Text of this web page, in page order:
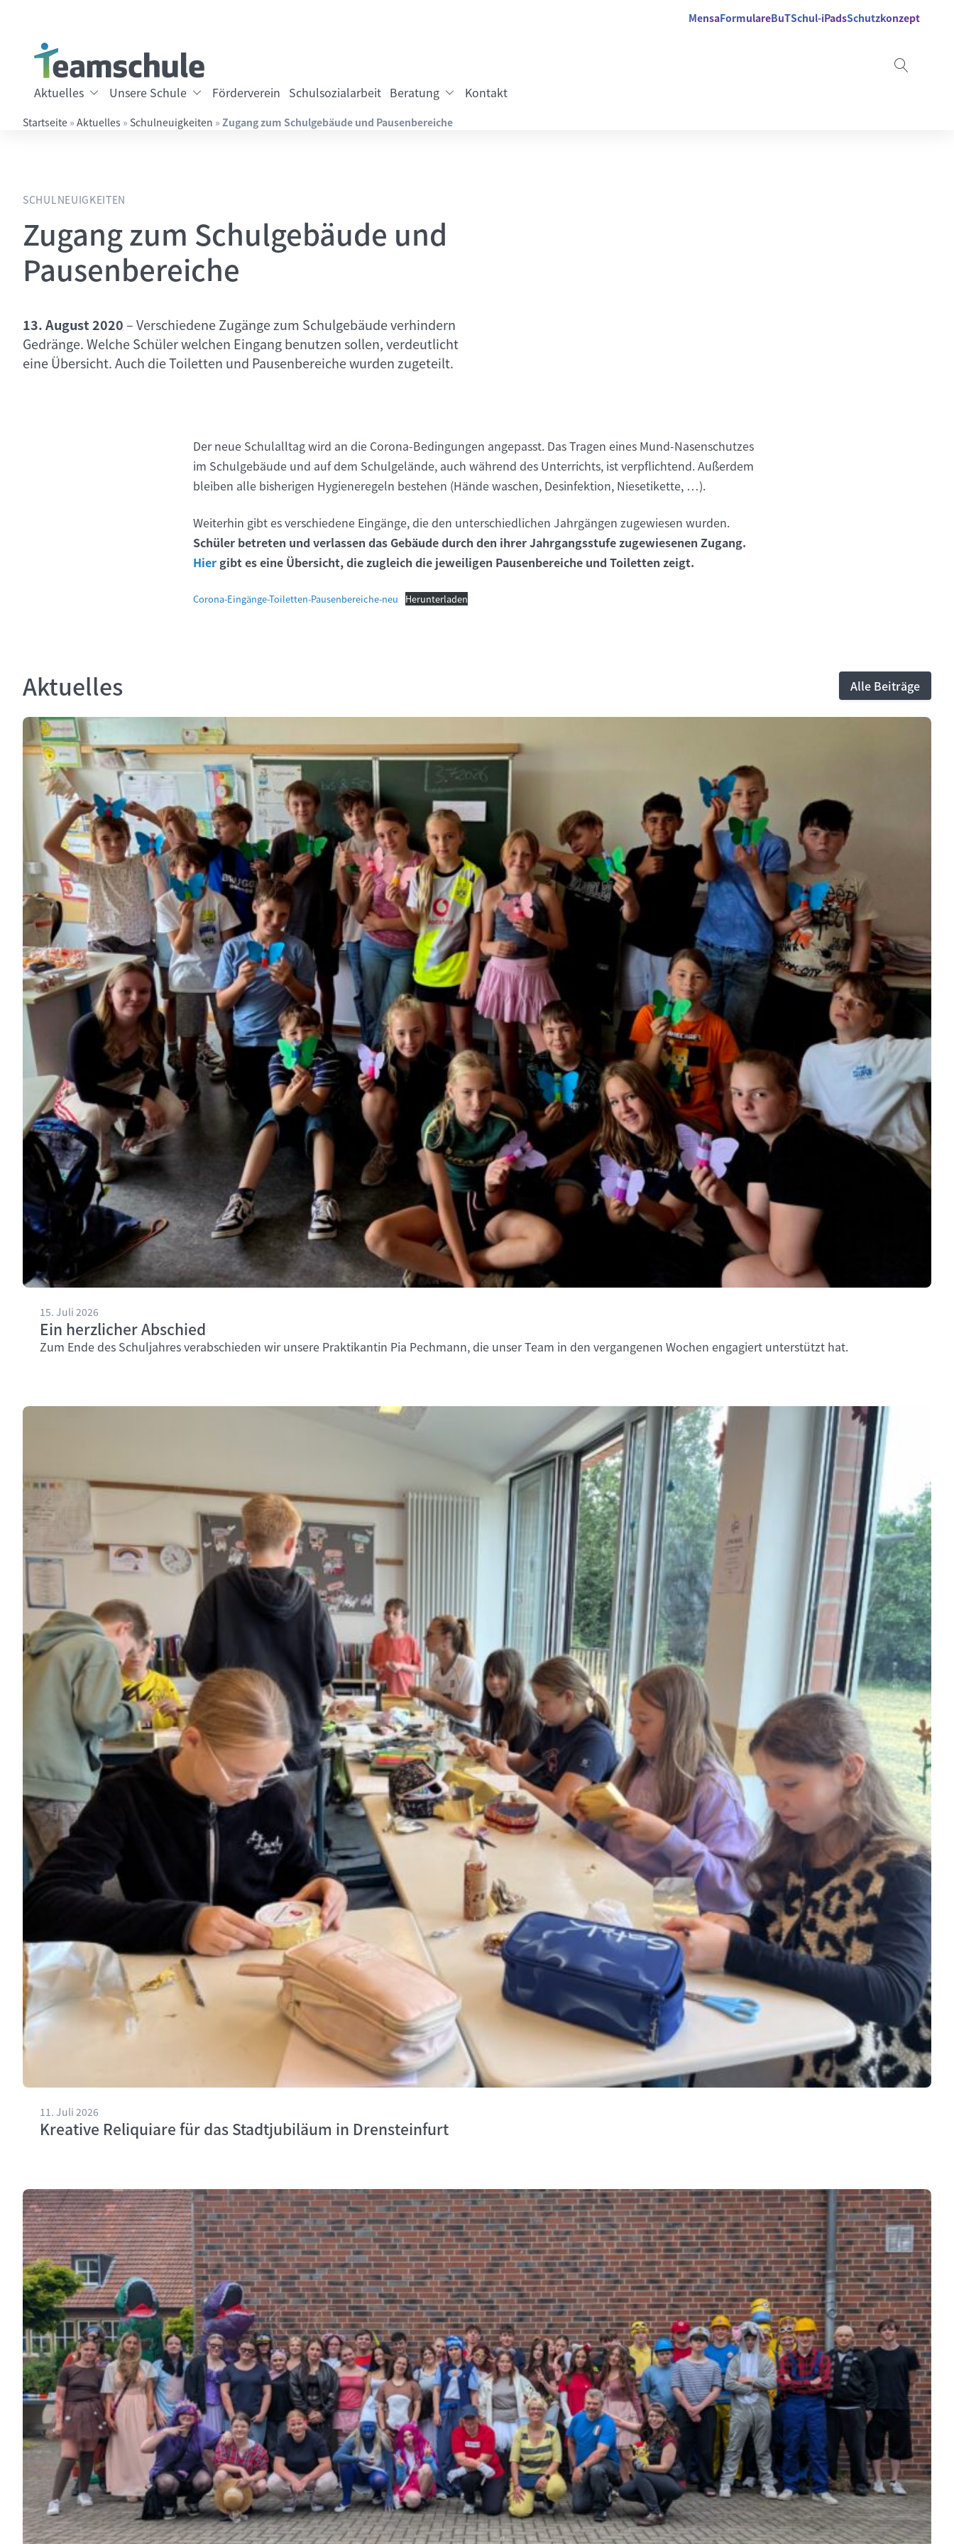
MensaFormulareBuTSchul-iPadsSchutzkonzept
Aktuelles Unsere Schule Förderverein Schulsozialarbeit Beratung Kontakt
Startseite » Aktuelles » Schulneuigkeiten » Zugang zum Schulgebäude und Pausenbereiche
Zugang zum Schulgebäude und
Pausenbereiche
SCHULNEUIGKEITEN
13. August 2020–Verschiedene Zugänge zum Schulgebäude verhindern
Gedränge. Welche Schüler welchen Eingang benutzen sollen, verdeutlicht
eine Übersicht. Auch die Toiletten und Pausenbereiche wurden zugeteilt.
Der neue Schulalltag wird an die Corona-Bedingungen angepasst. Das Tragen eines Mund-Nasenschutzes
im Schulgebäude und auf dem Schulgelände, auch während des Unterrichts, ist verpflichtend. Außerdem
bleiben alle bisherigen Hygieneregeln bestehen (Hände waschen, Desinfektion, Niesetikette, …).
Weiterhin gibt es verschiedene Eingänge, die den unterschiedlichen Jahrgängen zugewiesen wurden.
Schüler betreten und verlassen das Gebäude durch den ihrer Jahrgangsstufe zugewiesenen Zugang.
Hier gibt es eine Übersicht, die zugleich die jeweiligen Pausenbereiche und Toiletten zeigt.
Corona-Eingänge-Toiletten-Pausenbereiche-neu Herunterladen
Aktuelles Alle Beiträge
15. Juli 2026
Ein herzlicher Abschied
Zum Ende des Schuljahres verabschieden wir unsere Praktikantin Pia Pechmann, die unser Team in den vergangenen Wochen engagiert unterstützt hat.
11. Juli 2026
Kreative Reliquiare für das Stadtjubiläum in Drensteinfurt